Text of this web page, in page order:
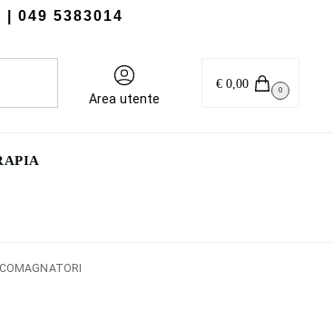
| 049 5383014
Area utente
€0,00 0